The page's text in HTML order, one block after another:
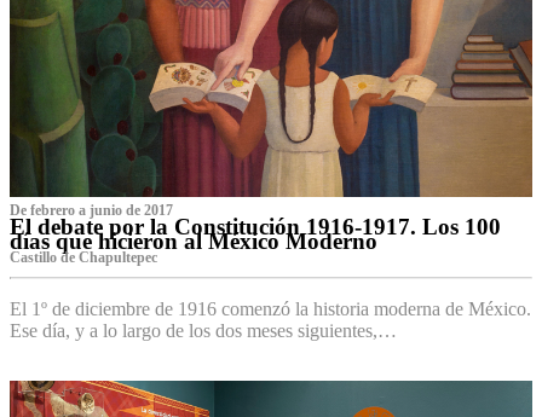
De febrero a junio de 2017
El debate por la Constitución 1916-1917. Los 100
días que hicieron al México Moderno
Castillo de Chapultepec
El 1º de diciembre de 1916 comenzó la historia moderna de México.
Ese día, y a lo largo de los dos meses siguientes,…